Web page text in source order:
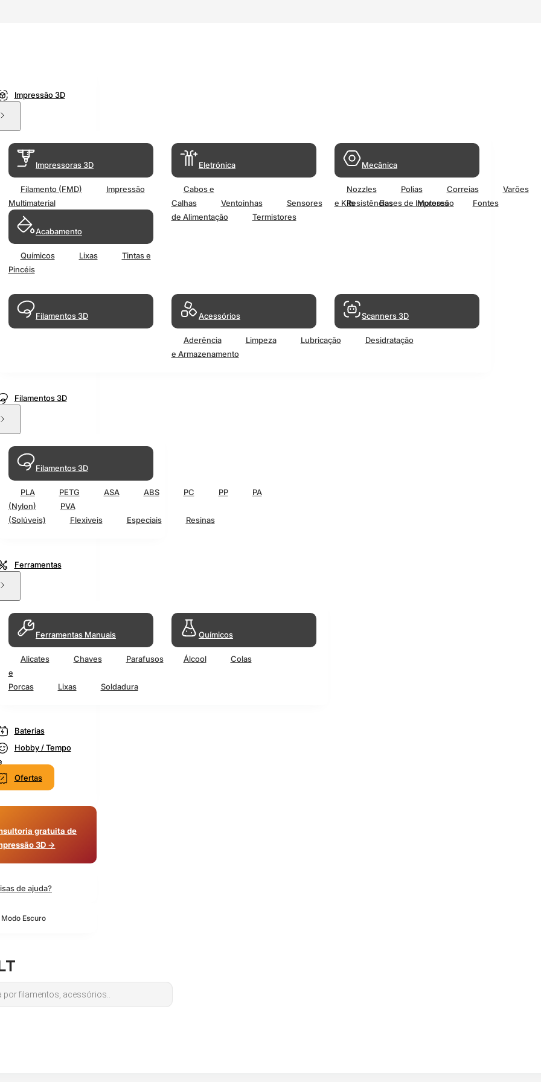
Impressão 3D
Impressoras 3D
Filamento (FMD)
Impressão
Multimaterial
Acabamento
Químicos Lixas
Tintas e
Pincéis
Eletrónica
Cabos e
Calhas
Ventoinhas Sensores Resistências Motores
Fontes
de Alimentação
Termistores
Mecânica
Nozzles Polias Correias
Varões
e Kits
Bases de Impressão
Filamentos 3D Acessórios
Aderência Limpeza Lubricação
Desidratação
e Armazenamento
Scanners 3D
Filamentos 3D
Filamentos 3D
PLA PETG ASA ABS PC PP
PA
(Nylon)
PVA
(Solúveis)
Flexiveis Especiais Resinas
Ferramentas
Ferramentas Manuais
Alicates Chaves
Parafusos
e
Porcas
Lixas Soldadura
Químicos
Álcool Colas
Baterias
Hobby / Tempo
Ofertas
gratuita de
3D →
de ajuda?
Escuro